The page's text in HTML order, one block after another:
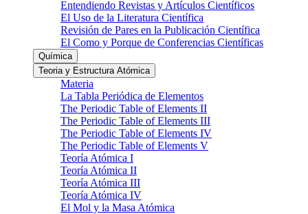
Entendiendo Revistas y Artículos Científicos
El Uso de la Literatura Científica
Revisión de Pares en la Publicación Científica
El Como y Porque de Conferencias Científicas
Química
Teoria y Estructura Atómica
Materia
La Tabla Periódica de Elementos
The Periodic Table of Elements II
The Periodic Table of Elements III
The Periodic Table of Elements IV
The Periodic Table of Elements V
Teoría Atómica I
Teoría Atómica II
Teoría Atómica III
Teoría Atómica IV
El Mol y la Masa Atómica